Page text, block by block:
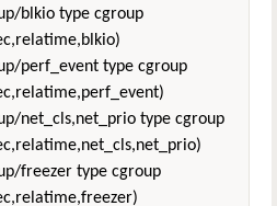
blkio type cgroup
perf_event type cgroup
net_cls,net_prio type cgroup
freezer type cgroup